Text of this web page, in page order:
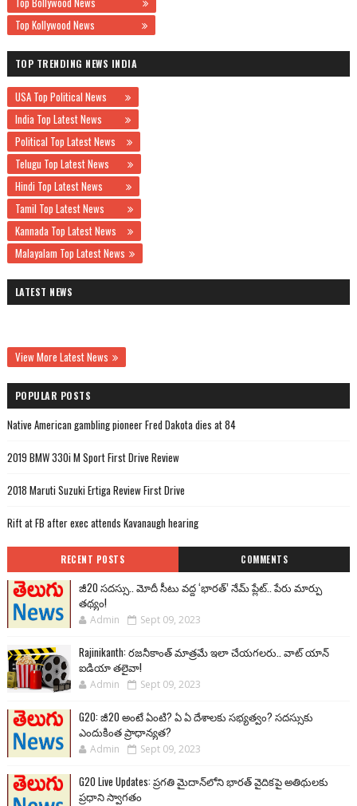
Top Kollywood News
TOP TRENDING NEWS INDIA
USA Top Political News
India Top Latest News
Political Top Latest News
Telugu Top Latest News
Hindi Top Latest News
Tamil Top Latest News
Kannada Top Latest News
Malayalam Top Latest News
LATEST NEWS
View More Latest News
POPULAR POSTS
Native American gambling pioneer Fred Dakota dies at 84
2019 BMW 330i M Sport First Drive Review
2018 Maruti Suzuki Ertiga Review First Drive
Rift at FB after exec attends Kavanaugh hearing
RECENT POSTS COMMENTS
జీ20 సదస్సు.. మోదీ సీటు వద్ద ‘భారత్’ నేమ్ ప్లేట్‌.. పేరు మార్పు
తథ్యం!
Admin Sept 09, 2023
Rajinikanth: రజనీకాంత్ మాత్రమే ఇలా చేయగలరు.. వాట్ యాన్
ఐడియా తలైవా!
Admin Sept 09, 2023
G20: జీ20 అంటే ఏంటి? ఏ ఏ దేశాలకు సభ్యత్వం? సదస్సుకు
ఎందుకింత ప్రాధాన్యత?
Admin Sept 09, 2023
G20 Live Updates: ప్రగతి మైదాన్‌లోని భారత్ వైదికపై అతిథులకు
ప్రధాని స్వాగతం